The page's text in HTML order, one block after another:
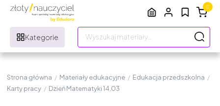
Kategorie
0
Strona główna / Materiały edukacyjne / Edukacja przedszkolna /
Karty pracy / Dzień Matematyki 14.03